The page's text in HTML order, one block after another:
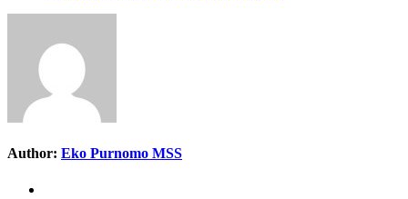
Author: Eko Purnomo MSS